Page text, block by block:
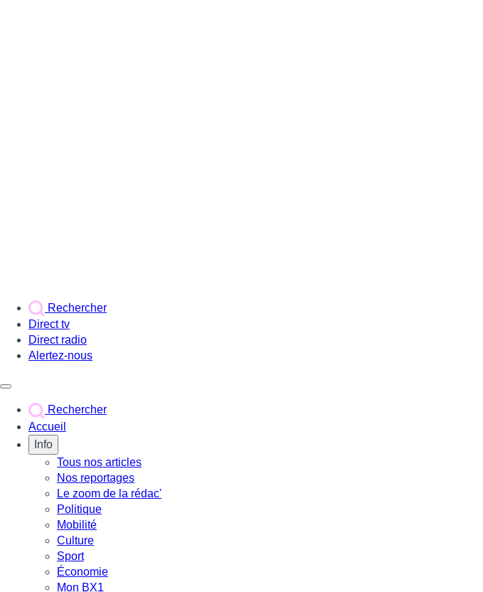
Rechercher
Direct tv
Direct radio
Alertez-nous
Rechercher
Accueil
Info
Tous nos articles
Nos reportages
Le zoom de la rédac'
Politique
Mobilité
Culture
Sport
Économie
Mon BX1